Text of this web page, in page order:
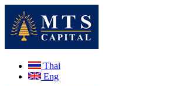
Thai
Eng